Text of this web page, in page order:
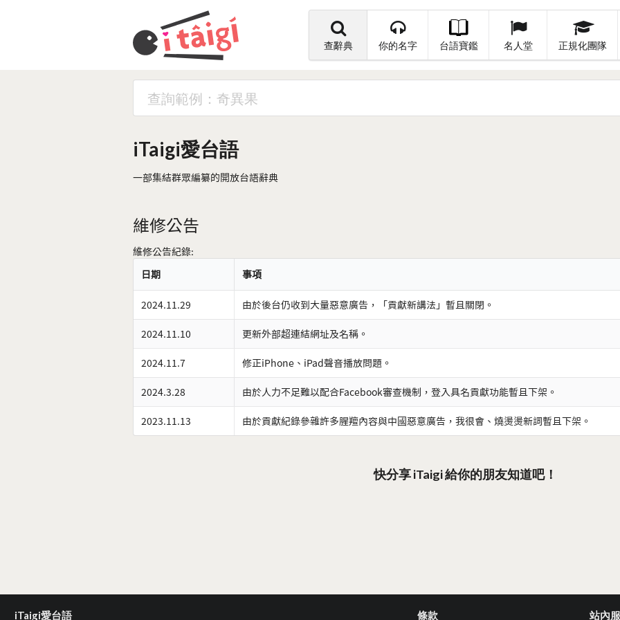
查辭典 你的名字 台語寶鑑 名人堂 正規化團隊
iTaigi愛台語
一部集結群眾編纂的開放台語辭典
維修公告
維修公告紀錄:
日期
事項
2024.11.29 由於後台仍收到大量惡意廣告，「貢獻新講法」暫且關閉。
2024.11.10 更新外部超連結網址及名稱。
2024.11.7 修正iPhone、iPad聲音播放問題。
2024.3.28 由於人力不足難以配合Facebook審查機制，登入具名貢獻功能暫且下架。
2023.11.13 由於貢獻紀錄參雜許多腥羶內容與中國惡意廣告，我很會、燒燙燙新詞暫且下架。
快分享 iTaigi 給你的朋友知道吧！
iTaigi愛台語 條款 站內